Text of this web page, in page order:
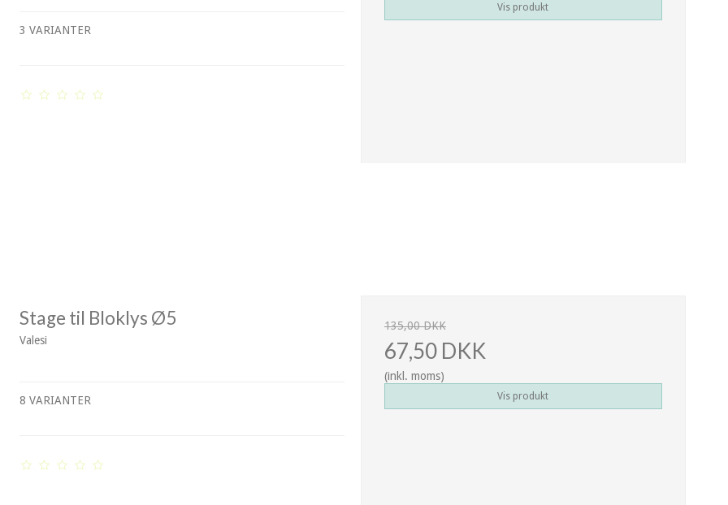
3 VARIANTER
Vis produkt
Stage til Bloklys Ø5
Valesi
8 VARIANTER
135,00 DKK
67,50 DKK
(inkl. moms)
Vis produkt